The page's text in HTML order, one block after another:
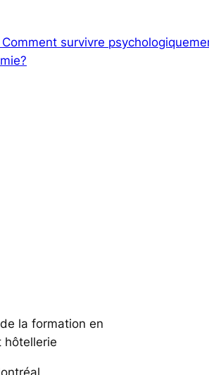
Comment survivre
la formation en
hôtellerie